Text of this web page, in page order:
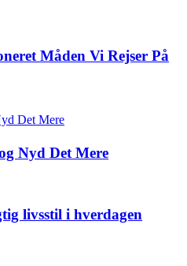
Måden Vi Rejser På
Nyd Det Mere
livsstil i hverdagen